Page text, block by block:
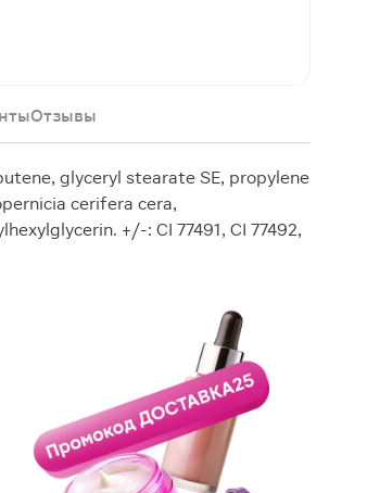
Отзывы
glyceryl stearate SE, propylene
cerifera cera,
+/-: CI 77491, CI 77492,